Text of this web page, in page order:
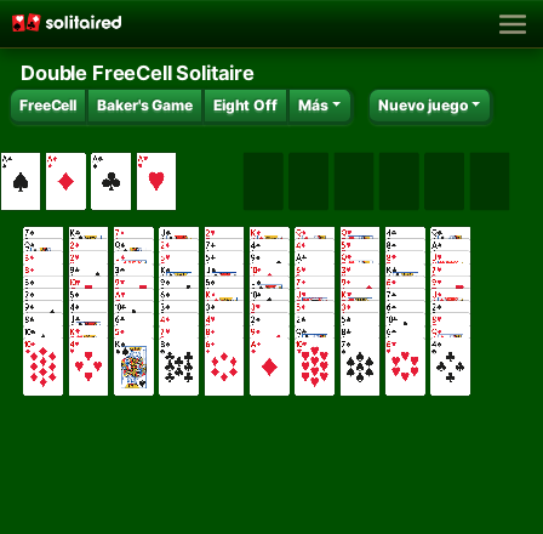
Double FreeCell Solitaire
FreeCell Baker's Game Eight Off Más Nuevo juego